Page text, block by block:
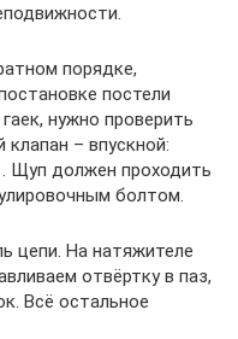
порядке,
постели
нужно проверить
– впускной:
Щуп должен проходить
болтом.
цепи. На натяжителе
отвёртку в паз,
Всё остальное